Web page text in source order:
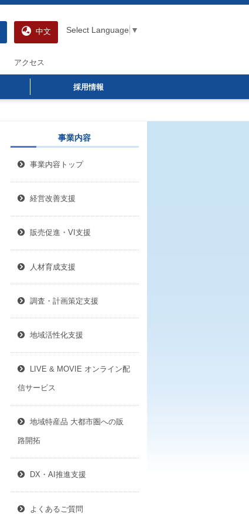
中文 Select Language ▼
アクセス
採用情報
事業内容
事業内容トップ
経営改善支援
販売促進・VI支援
人材育成支援
調査・計画策定支援
地域活性化支援
LIVE & MOVIE オンライン配
信サービス
地域特産品 大都市圏への販
路開拓
DX・AI推進支援
よくあるご質問